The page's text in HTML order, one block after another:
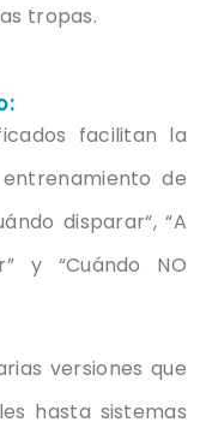
tropas.
facilitan la
entrenamiento de
disparar“, “A
” y “Cuándo NO
versiones que
hasta sistemas